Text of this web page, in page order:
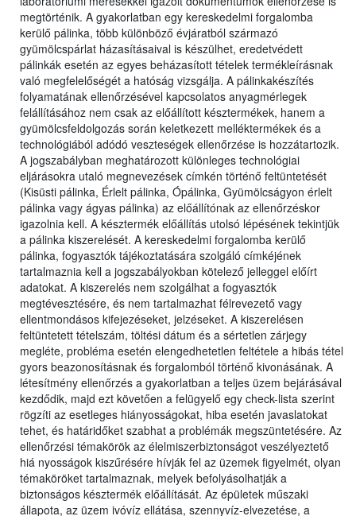
megtörténik. A gyakorlatban egy kereskedelmi forgalomba
kerülő pálinka, több különböző évjáratból származó
gyümölcspárlat házasításaival is készülhet, eredetvédett
pálinkák esetén az egyes beházasított tételek termékleírásnak
való megfelelőségét a hatóság vizsgálja. A pálinkakészítés
folyamatának ellenőrzésével kapcsolatos anyagmérlegek
felállításához nem csak az előállított késztermékek, hanem a
gyümölcsfeldolgozás során keletkezett melléktermékek és a
technológiából adódó veszteségek ellenőrzése is hozzátartozik.
A jogszabályban meghatározott különleges technológiai
eljárásokra utaló megnevezések címkén történő feltüntetését
(Kisüsti pálinka, Érlelt pálinka, Ópálinka, Gyümölcságyon érlelt
pálinka vagy ágyas pálinka) az előállítónak az ellenőrzéskor
igazolnia kell. A késztermék előállítás utolsó lépésének tekintjük
a pálinka kiszerelését. A kereskedelmi forgalomba kerülő
pálinka, fogyasztók tájékoztatására szolgáló címkéjének
tartalmaznia kell a jogszabályokban kötelező jelleggel előírt
adatokat. A kiszerelés nem szolgálhat a fogyasztók
megtévesztésére, és nem tartalmazhat félrevezető vagy
ellentmondásos kifejezéseket, jelzéseket. A kiszerelésen
feltüntetett tételszám, töltési dátum és a sértetlen zárjegy
megléte, probléma esetén elengedhetetlen feltétele a hibás tétel
gyors beazonosításnak és forgalomból történő kivonásának. A
létesítmény ellenőrzés a gyakorlatban a teljes üzem bejárásával
kezdődik, majd ezt követően a felügyelő egy check-lista szerint
rögzíti az esetleges hiányosságokat, hiba esetén javaslatokat
tehet, és határidőket szabhat a problémák megszüntetésére. Az
ellenőrzési témakörök az élelmiszerbiztonságot veszélyeztető
hiá nyosságok kiszűrésére hívják fel az üzemek figyelmét, olyan
témaköröket tartalmaznak, melyek befolyásolhatják a
biztonságos késztermék előállítását. Az épületek műszaki
állapota, az üzem ivóvíz ellátása, szennyvíz-elvezetése, a